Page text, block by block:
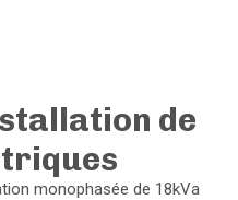
de
monophasée de 18kVa